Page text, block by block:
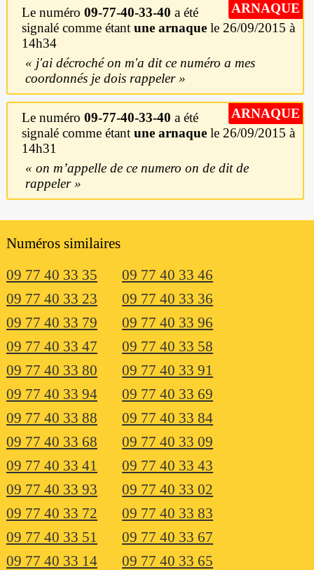
ARNAQUE
Le numéro 09-77-40-33-40 a été
signalé comme étant une arnaquele 26/09/2015 à
14h34
j'ai décroché on m'a dit ce numéro a mes
coordonnés je dois rappeler
ARNAQUE
Le numéro 09-77-40-33-40 a été
signalé comme étant une arnaquele 26/09/2015 à
14h31
on m’appelle de ce numero on de dit de
rappeler
Numéros similaires
09 77 40 33 35
09 77 40 33 46
09 77 40 33 23
09 77 40 33 36
09 77 40 33 79
09 77 40 33 96
09 77 40 33 47
09 77 40 33 58
09 77 40 33 80
09 77 40 33 91
09 77 40 33 94
09 77 40 33 69
09 77 40 33 88
09 77 40 33 84
09 77 40 33 68
09 77 40 33 09
09 77 40 33 41
09 77 40 33 43
09 77 40 33 93
09 77 40 33 02
09 77 40 33 72
09 77 40 33 83
09 77 40 33 51
09 77 40 33 67
09 77 40 33 14
09 77 40 33 65